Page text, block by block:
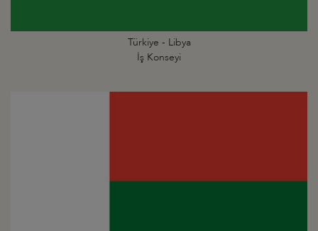
Türkiye - Libya
İş Konseyi